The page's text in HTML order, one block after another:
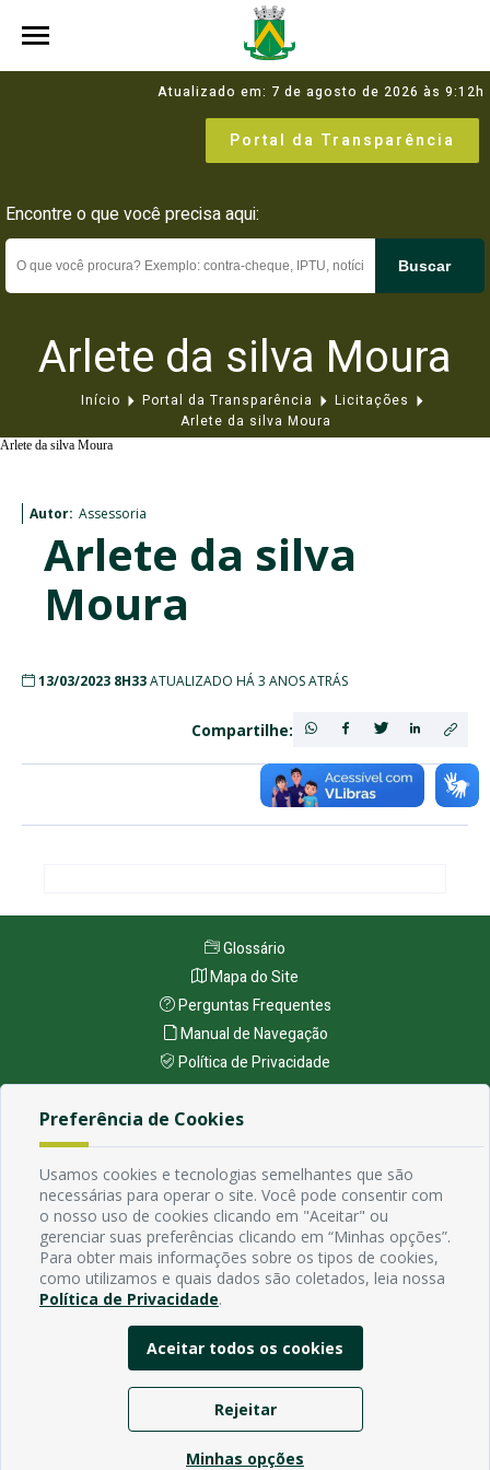
Atualizado em: 7 de agosto de 2026 às 9:12h
Portal da Transparência
Encontre o que você precisa aqui:
Buscar
Arlete da silva Moura
Início Portal da Transparência
Licitações
Arlete da silva Moura
Arlete da silva Moura
Autor: Assessoria
Arlete da silva
Moura
13/03/2023 8H33ATUALIZADO HÁ 3 ANOS ATRÁS
Compartilhe:
Contato
Email:
Horário de funcionamento
Segunda à Sexta de 7h ás 13h, exceto em feriados Nacionais,
estaduais e municipais.
Glossário
Mapa do Site
Perguntas Frequentes
Manual de Navegação
Política de Privacidade
Preferência de Cookies
Usamos cookies e tecnologias semelhantes que são
necessárias para operar o site. Você pode consentir com
o nosso uso de cookies clicando em "Aceitar" ou
gerenciar suas preferências clicando em “Minhas opções”.
Para obter mais informações sobre os tipos de cookies,
como utilizamos e quais dados são coletados, leia nossa
Política de Privacidade.
Aceitar todos os cookies
Rejeitar
Minhas opções